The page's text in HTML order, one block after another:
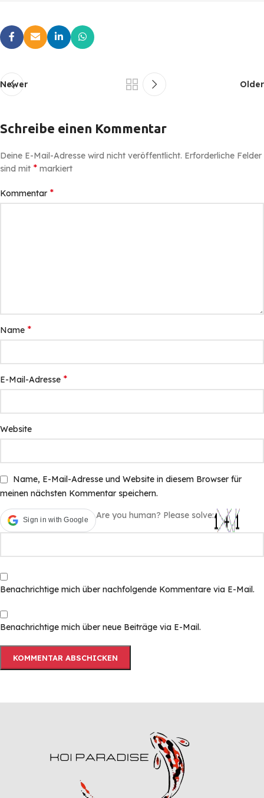
Newer Older
Schreibe einen Kommentar
Deine E-Mail-Adresse wird nicht veröffentlicht. Erforderliche Felder
sind mit * markiert
Kommentar *
Name *
E-Mail-Adresse *
Website
Name, E-Mail-Adresse und Website in diesem Browser für
meinen nächsten Kommentar speichern.
Sign in with Google Are you human? Please solve:
Benachrichtige mich über nachfolgende Kommentare via E-Mail.
Benachrichtige mich über neue Beiträge via E-Mail.